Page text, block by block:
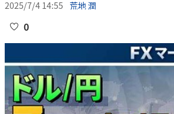
2025/7/4 14:55 荒地 潤
0